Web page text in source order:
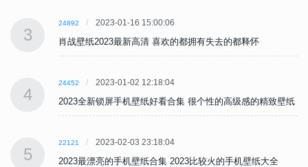
3
24892 2023-01-16 15:00:06
肖战壁纸2023最新高清 喜欢的都拥有失去的都释怀
4
24452 2023-01-02 12:18:04
2023全新锁屏手机壁纸好看合集 很个性的高级感的精致壁纸
5
22121 2023-02-03 23:18:04
2023最漂亮的手机壁纸合集 2023比较火的手机壁纸大全